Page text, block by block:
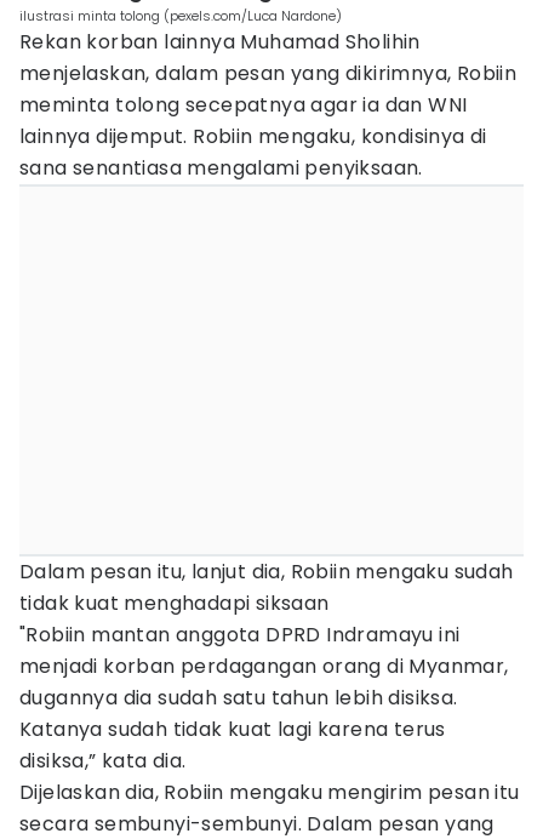
ilustrasi minta tolong (pexels.com/Luca Nardone)
Rekan korban lainnya Muhamad Sholihin
menjelaskan, dalam pesan yang dikirimnya, Robiin
meminta tolong secepatnya agar ia dan WNI
lainnya dijemput. Robiin mengaku, kondisinya di
sana senantiasa mengalami penyiksaan.
Dalam pesan itu, lanjut dia, Robiin mengaku sudah
tidak kuat menghadapi siksaan
"Robiin mantan anggota DPRD Indramayu ini
menjadi korban perdagangan orang di Myanmar,
dugannya dia sudah satu tahun lebih disiksa.
Katanya sudah tidak kuat lagi karena terus
disiksa,” kata dia.
Dijelaskan dia, Robiin mengaku mengirim pesan itu
secara sembunyi-sembunyi. Dalam pesan yang